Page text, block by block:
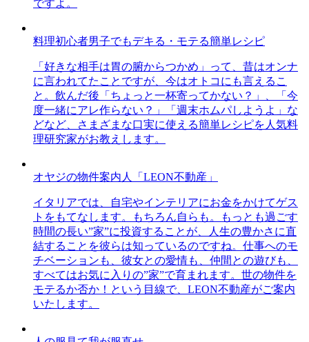
ですよ。
料理初心者男子でもデキる・モテる簡単レシピ
「好きな相手は胃の腑からつかめ」って、昔はオンナ
に言われてたことですが、今はオトコにも言えるこ
と。飲んだ後「ちょっと一杯寄ってかない？」、「今
度一緒にアレ作らない？」「週末ホムパしようよ」な
どなど、さまざまな口実に使える簡単レシピを人気料
理研究家がお教えします。
オヤジの物件案内人「LEON不動産」
イタリアでは、自宅やインテリアにお金をかけてゲス
トをもてなします。もちろん自らも。もっとも過ごす
時間の長い”家”に投資することが、人生の豊かさに直
結することを彼らは知っているのですね。仕事へのモ
チベーションも、彼女との愛情も、仲間との遊びも、
すべてはお気に入りの”家”で育まれます。世の物件を
モテるか否か！という目線で、LEON不動産がご案内
いたします。